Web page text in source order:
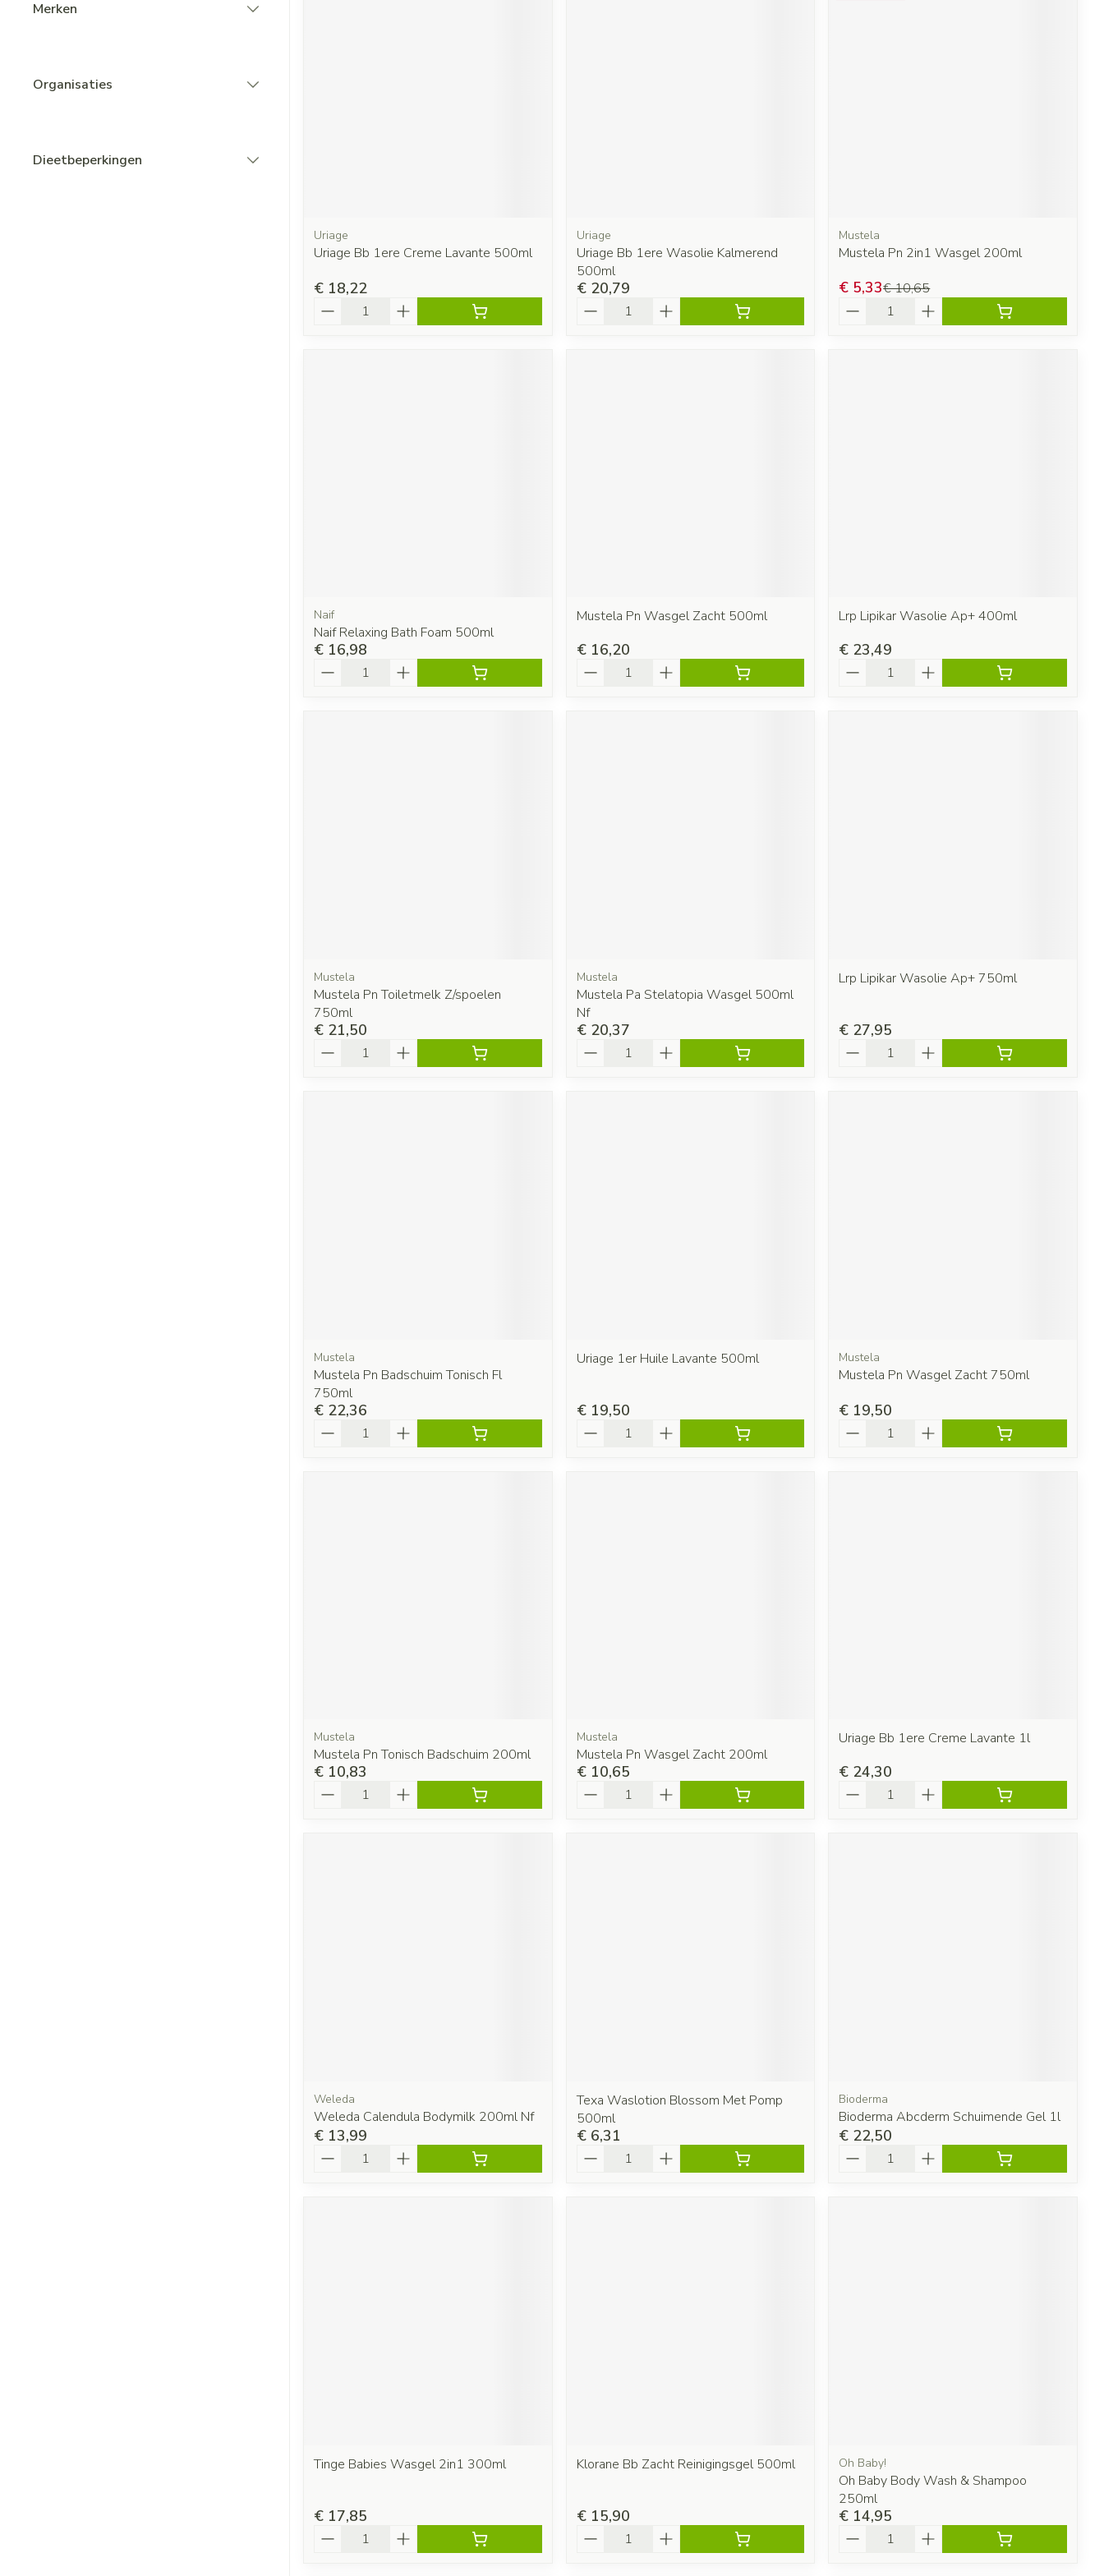
Merken
Organisaties
Dieetbeperkingen
Uriage
Uriage Bb 1ere Creme Lavante 500ml
€ 18,22
Uriage
Uriage Bb 1ere Wasolie Kalmerend
500ml
€ 20,79
Mustela
Mustela Pn 2in1 Wasgel 200ml
€ 10,65
€ 5,33
Naif
Naif Relaxing Bath Foam 500ml
€ 16,98
Mustela Pn Wasgel Zacht 500ml
€ 16,20
Lrp Lipikar Wasolie Ap+ 400ml
€ 23,49
Mustela
Mustela Pn Toiletmelk Z/spoelen
750ml
€ 21,50
Mustela
Mustela Pa Stelatopia Wasgel 500ml
Nf
€ 20,37
Lrp Lipikar Wasolie Ap+ 750ml
€ 27,95
Mustela
Mustela Pn Badschuim Tonisch Fl
750ml
€ 22,36
Uriage 1er Huile Lavante 500ml
€ 19,50
Mustela
Mustela Pn Wasgel Zacht 750ml
€ 19,50
Mustela
Mustela Pn Tonisch Badschuim 200ml
€ 10,83
Mustela
Mustela Pn Wasgel Zacht 200ml
€ 10,65
Uriage Bb 1ere Creme Lavante 1l
€ 24,30
Weleda
Weleda Calendula Bodymilk 200ml Nf
€ 13,99
Texa Waslotion Blossom Met Pomp
500ml
€ 6,31
Bioderma
Bioderma Abcderm Schuimende Gel 1l
€ 22,50
Tinge Babies Wasgel 2in1 300ml
€ 17,85
Klorane Bb Zacht Reinigingsgel 500ml
€ 15,90
Oh Baby!
Oh Baby Body Wash & Shampoo
250ml
€ 14,95